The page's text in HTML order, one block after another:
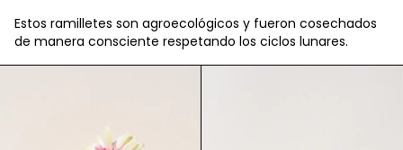
Estos ramilletes son agroecológicos y fueron cosechados
de manera consciente respetando los ciclos lunares.